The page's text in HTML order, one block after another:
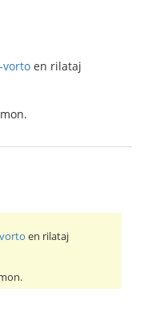
vorto en rilataj
en rilataj